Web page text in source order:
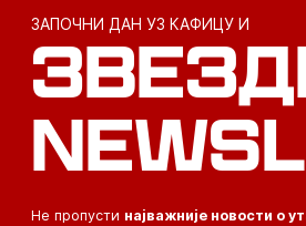
ЗАПОЧНИ ДАН УЗ КАФИЦУ И
Не пропусти најважније новости о